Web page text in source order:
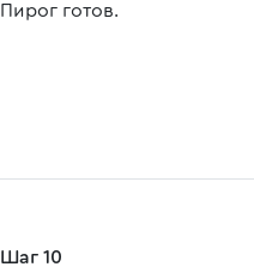
Пирог готов.
Шаг 10